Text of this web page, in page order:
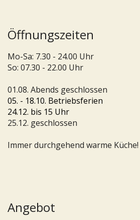
Öffnungszeiten
Mo-Sa: 7.30 - 24.00 Uhr
So: 07.30 - 22.00 Uhr
01.08. Abends geschlossen
05. - 18.10. Betriebsferien
24.12. bis 15 Uhr
25.12. geschlossen
Immer durchgehend warme Küche!
Angebot